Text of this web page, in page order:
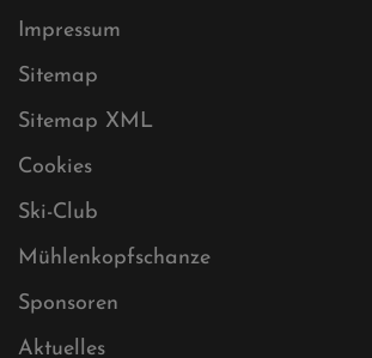
Datenschutz
Impressum
Sitemap
Sitemap XML
Cookies